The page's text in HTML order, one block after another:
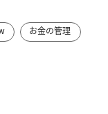
お金の管理